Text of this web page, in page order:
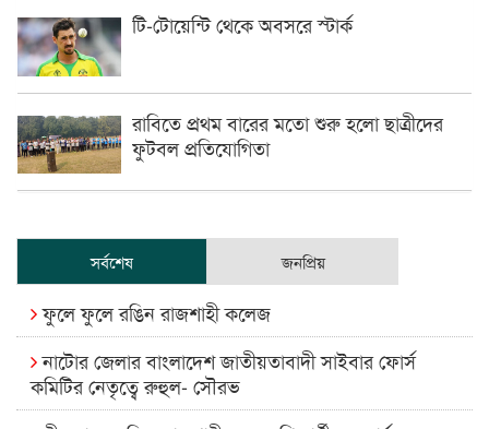
টি-টোয়েন্টি থেকে অবসরে স্টার্ক
রাবিতে প্রথম বারের মতো শুরু হলো ছাত্রীদের
ফুটবল প্রতিযোগিতা
সর্বশেষ জনপ্রিয়
ফুলে ফুলে রঙিন রাজশাহী কলেজ
নাটোর জেলার বাংলাদেশ জাতীয়তাবাদী সাইবার ফোর্স
কমিটির নেতৃত্বে রুহুল- সৌরভ